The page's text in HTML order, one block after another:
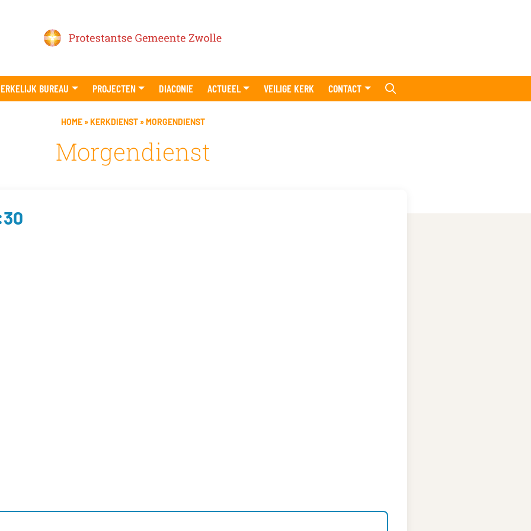
BUREAU PROJECTEN DIACONIE ACTUEEL VEILIGE KERK CONTACT
HOME»KERKDIENST»MORGENDIENST
Morgendienst